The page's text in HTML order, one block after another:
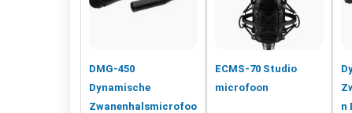
DMG-450
Dynamische
Zwanenhalsmicrofoo
ECMS-70 Studio
microfoon
n